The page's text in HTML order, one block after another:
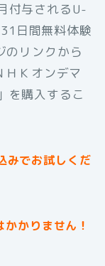
付与されるU-
日間無料体験
のリンクから
Ｋオンデマ
を購入するこ
みでお試しくだ
かりません！